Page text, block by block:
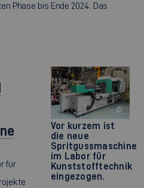
Phase bis Ende 2024. Das
Vor kurzem ist
die neue
Spritgussmaschine
im Labor für
Kunststofftechnik
eingezogen.
©
für